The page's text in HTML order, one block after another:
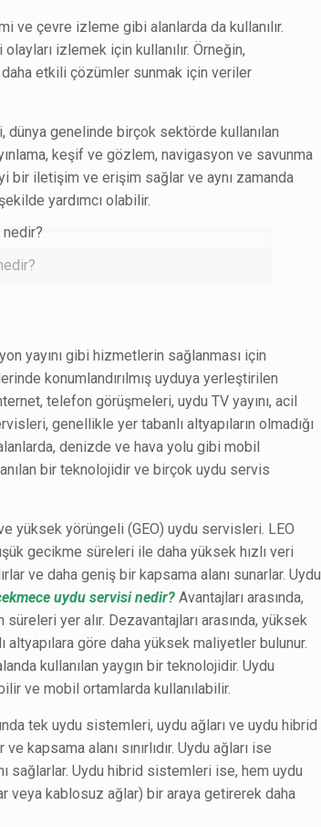
ve çevre izleme gibi alanlarda da kullanılır.
izlemek için kullanılır. Örneğin,
etkili çözümler sunmak için veriler
genelinde birçok sektörde kullanılan
keşif ve gözlem, navigasyon ve savunma
bir iletişim ve erişim sağlar ve aynı zamanda
yardımcı olabilir.
yayını gibi hizmetlerin sağlanması için
konumlandırılmış uyduya yerleştirilen
telefon görüşmeleri, uydu TV yayını, acil
genellikle yer tabanlı altyapıların olmadığı
denizde ve hava yolu gibi mobil
bir teknolojidir ve birçok uydu servis
yüksek yörüngeli (GEO) uydu servisleri. LEO
gecikme süreleri ile daha yüksek hızlı veri
ve daha geniş bir kapsama alanı sunarlar. Uydu
uydu servisi nedir? Avantajları arasında,
süreleri yer alır. Dezavantajları arasında, yüksek
göre daha yüksek maliyetler bulunur.
kullanılan yaygın bir teknolojidir. Uydu
ve mobil ortamlarda kullanılabilir.
tek uydu sistemleri, uydu ağları ve uydu hibrid
kapsama alanı sınırlıdır. Uydu ağları ise
sağlarlar. Uydu hibrid sistemleri ise, hem uydu
kablosuz ağlar) bir araya getirerek daha